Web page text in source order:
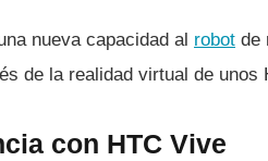
nueva capacidad al robot de
de la realidad virtual de unos
con HTC Vive